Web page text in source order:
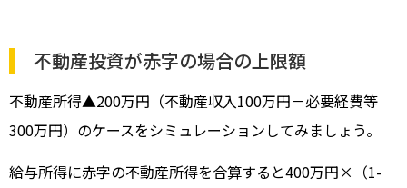
不動産投資が赤字の場合の上限額
不動産所得▲200万円（不動産収入100万円－必要経費等
300万円）のケースをシミュレーションしてみましょう。
給与所得に赤字の不動産所得を合算すると400万円×（1-